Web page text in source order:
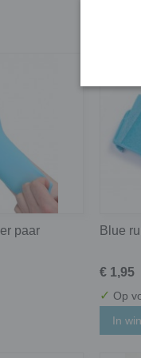
paar Blue
€ 1,95
✓ Op
In